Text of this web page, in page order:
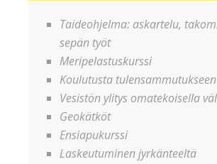
Taideohjelma: askartelu,
sepän työt
Meripelastuskurssi
Koulutusta tulensammutukseen
Vesistön ylitys omatekoisella
Geokätköt
Ensiapukurssi
Laskeutuminen jyrkänteeltä